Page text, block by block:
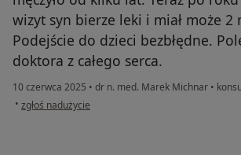
wizyt syn bierze leki i miał może 2
Podejście do dzieci bezbłędne.
doktora z całego serca.
10 czerwca 2025 • dr n. med. Marek Michnar •
• w opinii użytkownika Iga
zgłoś nadużycie